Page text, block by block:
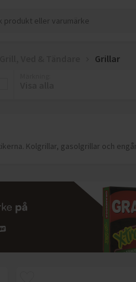
Grillar
Kolgrillar, gasolgrillar och